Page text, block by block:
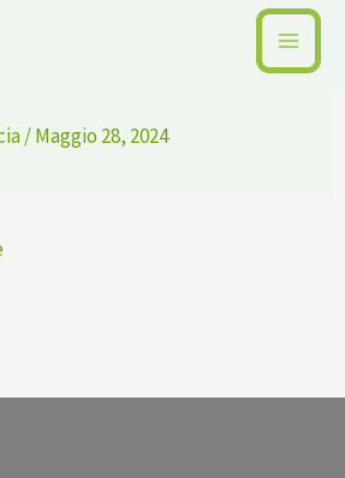
2024-05-27 at
/Maggio 28, 2024